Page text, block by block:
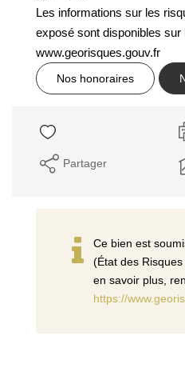
Les informations sur les
exposé sont disponibles
www.georisques.gouv.fr
Nos honoraires
Partager
Ce bien est
(État des
en savoir plus,
https://